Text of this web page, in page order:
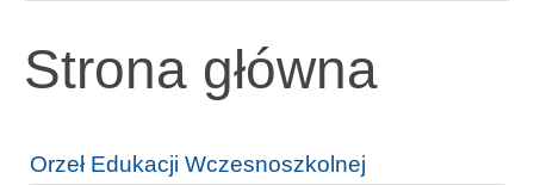
Strona główna
Orzeł Edukacji Wczesnoszkolnej